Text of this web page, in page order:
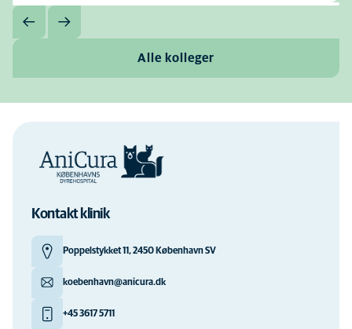
Alle kolleger
Kontakt klinik
Poppelstykket 11, 2450 København SV
koebenhavn@anicura.dk
+45 3617 5711